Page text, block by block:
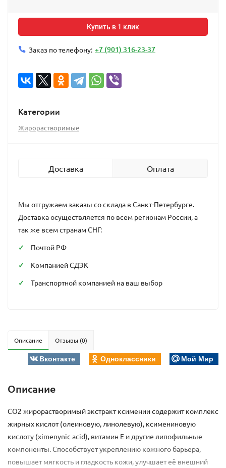
Купить в 1 клик
Заказ по телефону: +7 (901) 316-23-37
Категории
Жирорастворимые
Доставка Оплата
Мы отгружаем заказы со склада в Санкт-Петербурге.
Доставка осуществляется по всем регионам России, а
так же всем странам СНГ:
Почтой РФ
Компанией СДЭК
Транспортной компанией на ваш выбор
Описание Отзывы (0)
Вконтакте Одноклассники Мой Мир
Описание
CO2 жирорастворимый экстракт ксимении содержит комплекс
жирных кислот (олеиновую, линолевую), ксимениновую
кислоту (ximenynic acid), витамин Е и другие липофильные
компоненты. Способствует укреплению кожного барьера,
повышает мягкость и гладкость кожи, улучшает её внешний